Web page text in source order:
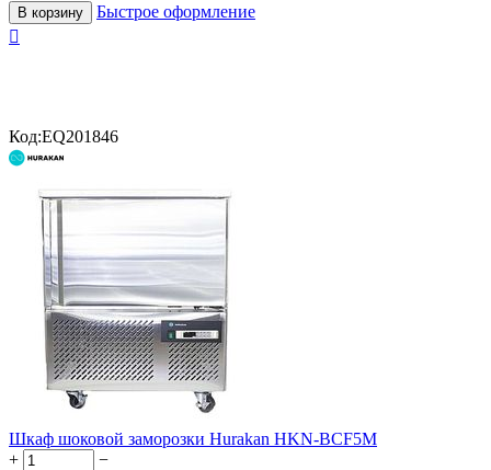
В корзину
Быстрое оформление

Код:EQ201846
Шкаф шоковой заморозки Hurakan HKN-BCF5M
+
−